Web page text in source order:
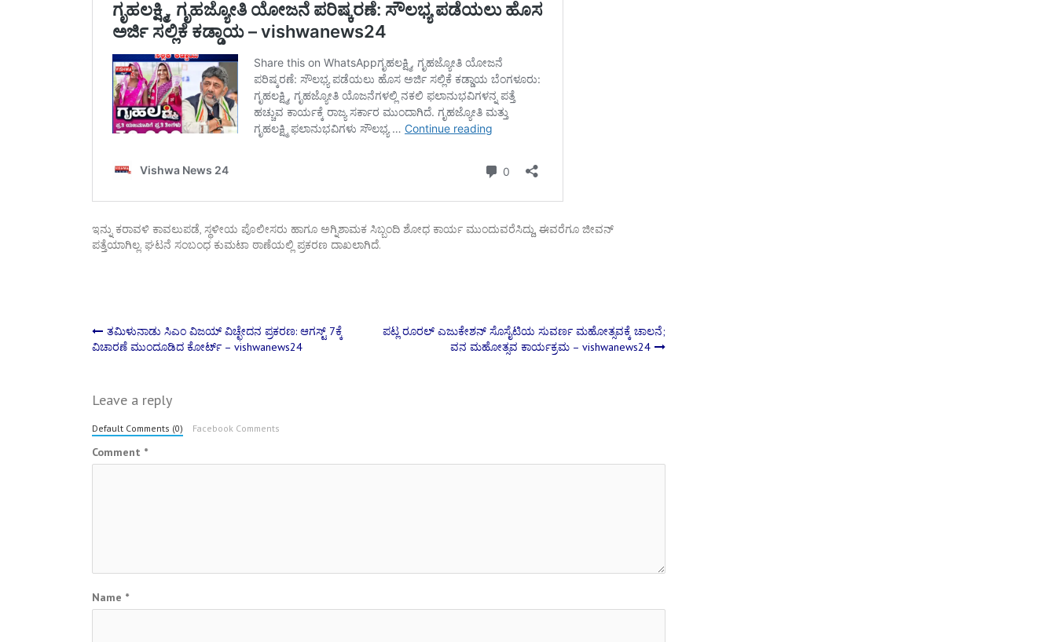
ಇನ್ನು ಕರಾವಳಿ ಕಾವಲುಪಡೆ, ಸ್ಥಳೀಯ ಪೊಲೀಸರು ಹಾಗೂ ಅಗ್ನಿಶಾಮಕ ಸಿಬ್ಬಂದಿ ಶೋಧ ಕಾರ್ಯ ಮುಂದುವರೆಸಿದ್ದು, ಈವರೆಗೂ ಜೀವನ್
ಪತ್ತೆಯಾಗಿಲ್ಲ. ಘಟನೆ ಸಂಬಂಧ ಕುಮಟಾ ಠಾಣೆಯಲ್ಲಿ ಪ್ರಕರಣ ದಾಖಲಾಗಿದೆ.
Post
ತಮಿಳುನಾಡು ಸಿಎಂ ವಿಜಯ್ ವಿಚ್ಛೇದನ ಪ್ರಕರಣ: ಆಗಸ್ಟ್ 7ಕ್ಕೆ
ವಿಚಾರಣೆ ಮುಂದೂಡಿದ ಕೋರ್ಟ್ – vishwanews24
ಪಟ್ಲ ರೂರಲ್ ಎಜುಕೇಶನ್ ಸೊಸೈಟಿಯ ಸುವರ್ಣ ಮಹೋತ್ಸವಕ್ಕೆ ಚಾಲನೆ;
ವನ ಮಹೋತ್ಸವ ಕಾರ್ಯಕ್ರಮ – vishwanews24
Leave a reply
Default Comments (0) Facebook Comments
Comment *
Name *